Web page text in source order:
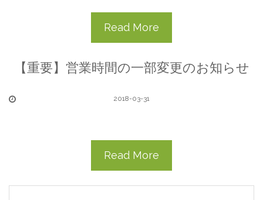
Read More
【重要】営業時間の一部変更のお知らせ
2018-03-31
Read More